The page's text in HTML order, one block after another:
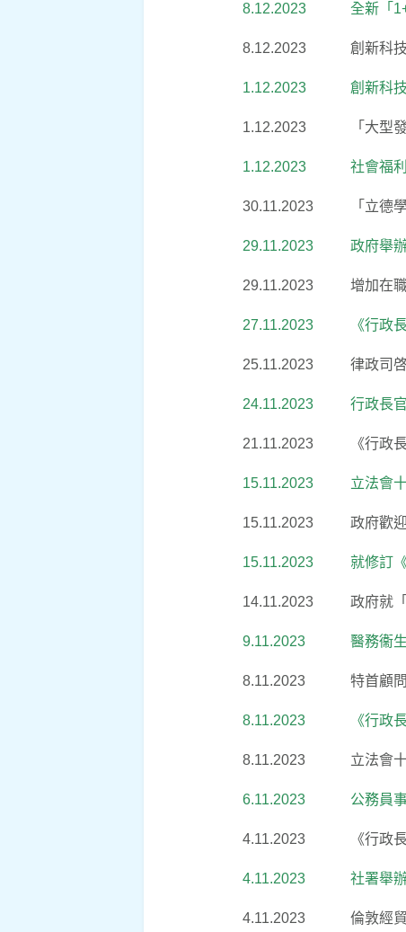
8.12.2023 全新「
8.12.2023 創新科
1.12.2023 創新科
1.12.2023 「大型
1.12.2023 社會福
30.11.2023 「立德
29.11.2023 政府舉
29.11.2023 增加在
27.11.2023 《行政
25.11.2023 律政司
24.11.2023 行政長
21.11.2023 《行政
15.11.2023 立法會
15.11.2023 政府歡
15.11.2023 就修訂
14.11.2023 政府就
9.11.2023 醫務衞
8.11.2023 特首顧
8.11.2023 《行政
8.11.2023 立法會
6.11.2023 公務員
4.11.2023 《行政
4.11.2023 社署舉
4.11.2023 倫敦經